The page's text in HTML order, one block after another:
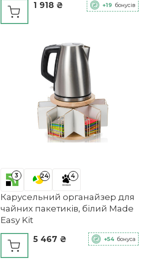
1 918 ₴ +19 бонусів
3 24 4
Карусельний органайзер для
чайних пакетиків, білий Made
Easy Kit
5 467 ₴ +54 бонуса